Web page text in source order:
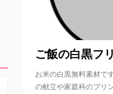
ご飯の白黒フ
お米の白黒無料素材で
の献立や家庭科のプリ